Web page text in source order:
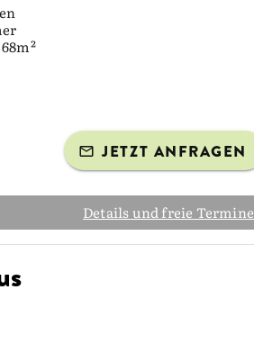
JETZT ANFRAGEN
Details und freie Termine